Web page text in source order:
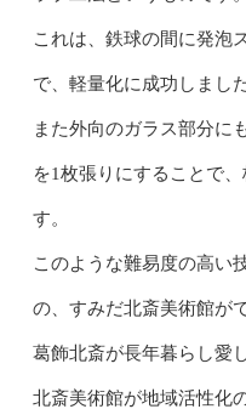
これは、鉄球の間に発泡
で、軽量化に成功しました
また外向のガラス部分に
を1枚張りにすることで
す。
このような難易度の高い
の、すみだ北斎美術館が
葛飾北斎が長年暮らし愛
北斎美術館が地域活性化